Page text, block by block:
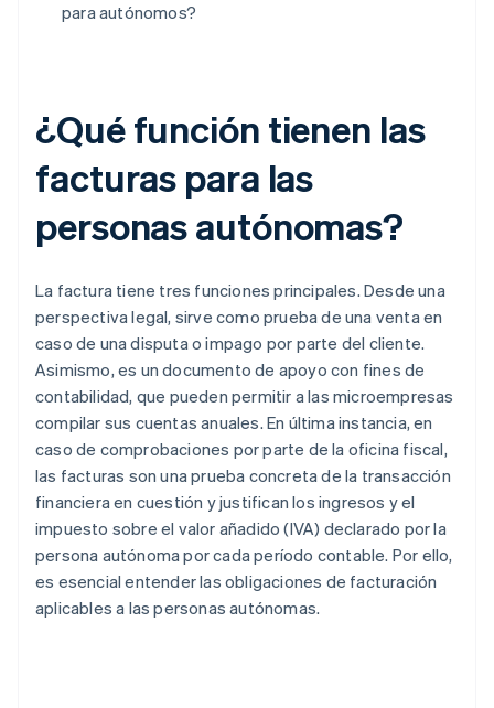
para autónomos?
¿Qué función tienen las
facturas para las
personas autónomas?
La factura tiene tres funciones principales. Desde una
perspectiva legal, sirve como prueba de una venta en
caso de una disputa o impago por parte del cliente.
Asimismo, es un documento de apoyo con fines de
contabilidad, que pueden permitir a las microempresas
compilar sus cuentas anuales. En última instancia, en
caso de comprobaciones por parte de la oficina fiscal,
las facturas son una prueba concreta de la transacción
financiera en cuestión y justifican los ingresos y el
impuesto sobre el valor añadido (IVA) declarado por la
persona autónoma por cada período contable. Por ello,
es esencial entender las obligaciones de facturación
aplicables a las personas autónomas.